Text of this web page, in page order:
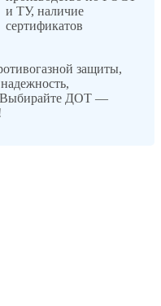
и ТУ, наличие
сертификатов
защиты,
Выбирайте ДОТ —